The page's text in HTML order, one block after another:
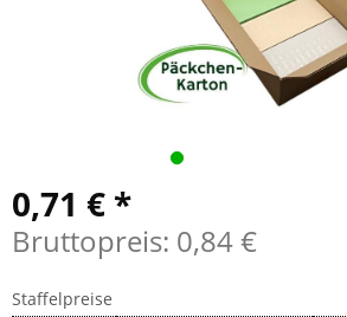
0,71 € *
Bruttopreis: 0,84 €
Staffelpreise